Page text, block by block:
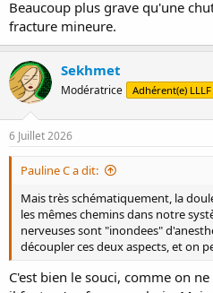
Beaucoup plus grave qu'une
fracture mineure.
Sekhmet
Modératrice Adhérent(e) LLLF
6 Juillet 2026
Pauline C a dit:
Mais très schématiquement, la
les mêmes chemins dans notre
nerveuses sont "inondees"
découpler ces deux aspects, et on
C'est bien le souci, comme on